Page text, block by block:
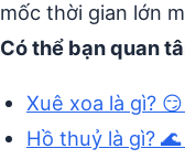
mốc thời gian lớn
Có thể bạn quan
Xuê xoa là gì?
Hồ thuỷ là gì?